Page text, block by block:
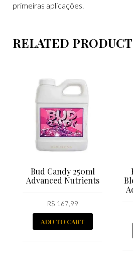
primeiras aplicações.
RELATED
Bud Candy 250ml
Advanced Nutrients
R$ 167,99
ADD TO CART